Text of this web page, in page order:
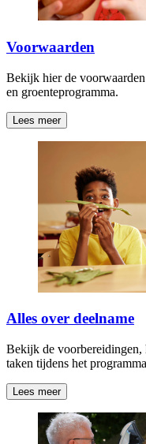
Voorwaarden
Bekijk hier de
en groenteprogramma.
Lees meer
Alles over deelname
Bekijk de voorbereidingen,
taken tijdens het
Lees meer